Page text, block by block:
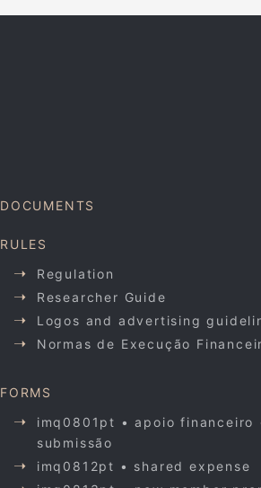
DOCUMENTS
RULES
Regulation
Researcher Guide
Logos and advertising
Normas de Execução
FORMS
imq0801pt • apoio financeiro
submissão
imq0812pt • shared expense